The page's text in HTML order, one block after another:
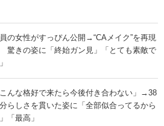
の女性がすっぴん公開→“CAメイク”を再現
きの姿に「終始ガン見」「とても素敵で
こんな格好で来たら今後付き合わない」→38
らしさを貫いた姿に「全部似合ってるから
「最高」